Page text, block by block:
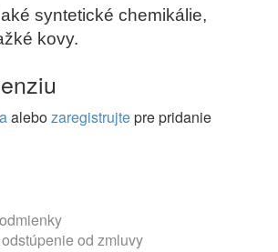
syntetické chemikálie,
kovy.
alebozaregistrujtepre pridanie
od zmluvy